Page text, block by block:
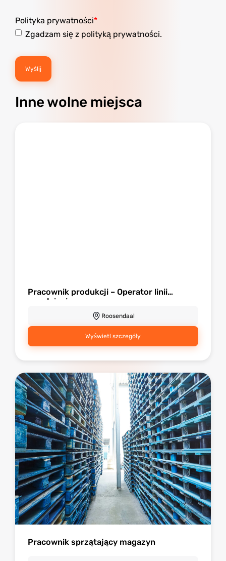
Polityka prywatności
Zgadzam się z polityką prywatności.
Inne wolne miejsca
Pracownik produkcji – Operator linii
napełniania
Roosendaal
Wyświetl szczegóły
Pracownik sprzątający magazyn